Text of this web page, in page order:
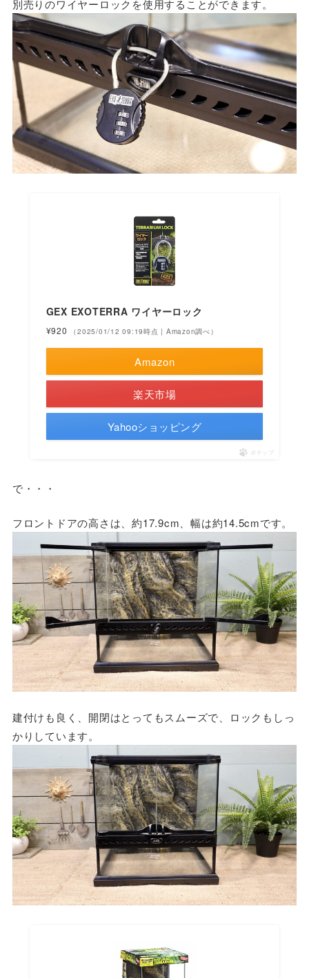
別売りのワイヤーロックを使用することができます。
GEX EXOTERRA ワイヤーロック
¥920 （2025/01/12 09:19時点 | Amazon調べ）
Amazon
楽天市場
Yahooショッピング
ポチップ
で・・・
フロントドアの高さは、約17.9cm、幅は約14.5cmです。
建付けも良く、開閉はとってもスムーズで、ロックもしっ
かりしています。